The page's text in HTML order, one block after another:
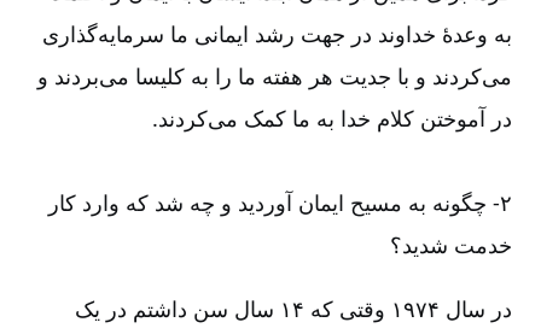
به وعدۀ خداوند در جهت رشد ایمانی ما سرمایه‌‌گذاری
می‌‌کردند و با جدیت هر هفته ما را به کلیسا می‌‌بردند و
در آموختن کلام خدا به ما کمک می‌‌کردند.
۲-‏‏‏‏ چگونه به مسیح ایمان آوردید و چه شد که وارد کار
خدمت شدید؟
در سال ۱۹۷۴ وقتی که ۱۴ سال سن داشتم در یک